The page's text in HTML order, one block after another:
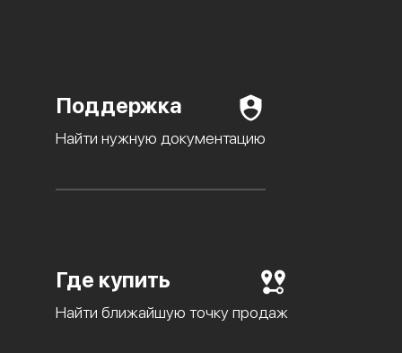
Поддержка
Найти нужную документацию
Где купить
Найти ближайшую точку продаж